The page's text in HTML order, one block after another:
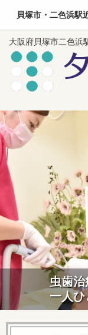
貝塚市・二色浜駅
大阪府貝塚市二色浜
虫歯治
一人